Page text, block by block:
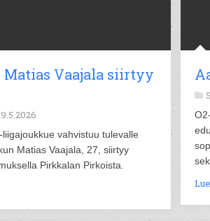
Matias Vaajala siirtyy
vahvistuu tulevalle
Matias Vaajala, 27, siirtyy
Pirkkalan Pirkoista.